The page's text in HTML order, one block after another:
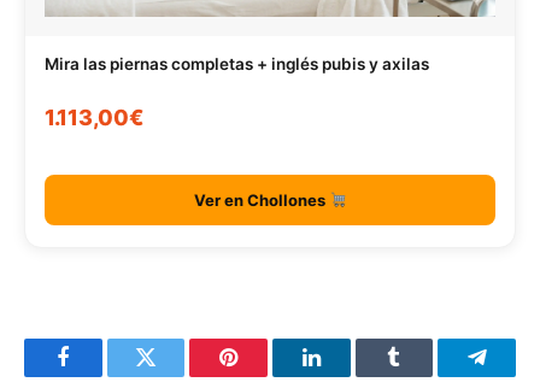
Mira las piernas completas + inglés pubis y axilas
1.113,00€
Ver en Chollones
FacebookTwitter Pinterest LinkedInTumblr